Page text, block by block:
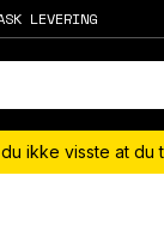
LEVERING
ikke visste at du